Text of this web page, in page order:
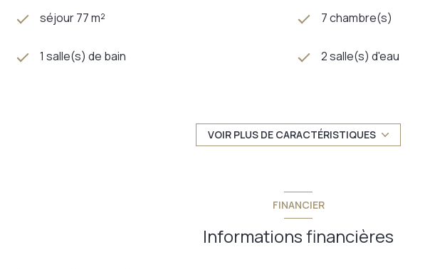
séjour 77 m² 7 chambre(s)
1 salle(s) de bain 2 salle(s) d'eau
Chauffage individuel : autre (pompe à chaleur) exposition Sud-Ouest
terrasse
VOIR PLUS DE CARACTÉRISTIQUES
FINANCIER
Informations financières